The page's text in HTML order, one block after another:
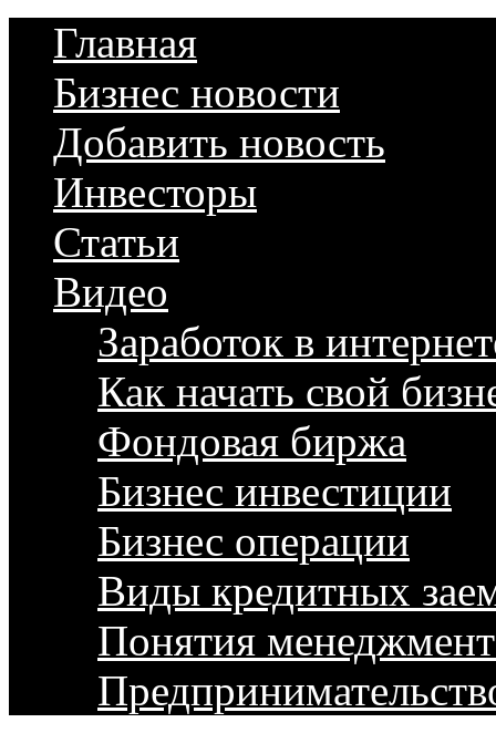
Главная
Бизнес новости
Добавить новость
Инвесторы
Статьи
Видео
Заработок в
Как начать свой
Фондовая биржа
Бизнес инвестиции
Бизнес операции
Виды кредитных
Понятия